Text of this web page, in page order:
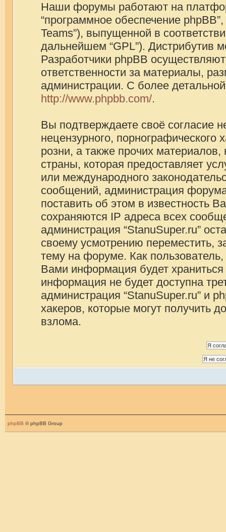
Наши форумы работают на
“программное обеспечение
Teams”), выпущенной в
дальнейшем “GPL”). Дистрибутив
Разработчики phpBB
ответственности за материалы,
администрации. С более
http://www.phpbb.com/.
Вы подтверждаете своё согласие
нецензурного, порнографического
розни, а также прочих
страны, которая предоставляет
или международного
сообщений, администрация
поставить об этом в известность
сохраняются IP адреса всех
администрация “StanuSuper.ru”
своему усмотрению переместить,
тему на форуме. Как
Вами информация будет
информация не будет доступна
администрация “StanuSuper.ru” и
хакеров, которые могут получить
взлома.
phpBB © phpBB Group